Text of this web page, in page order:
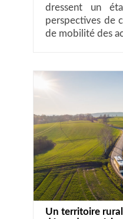
dressent un
perspectives de
de mobilité des
Un territoire